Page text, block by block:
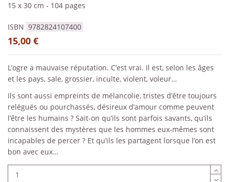
15 x 30 cm - 104 pages
ISBN 9782824107400
15,00 €
L’ogre a mauvaise réputation. C’est vrai. Il est, selon les âges
et les pays, sale, grossier, inculte, violent, voleur…
Ils sont aussi empreints de mélancolie, tristes d’être toujours
relégués ou pourchassés, désireux d’amour comme peuvent
l’être les humains ? Sait-on qu’ils sont parfois savants, qu’ils
connaissent des mystères que les hommes eux-mêmes sont
incapables de percer ? Et qu’ils les partagent lorsque l’on est
bon avec eux…